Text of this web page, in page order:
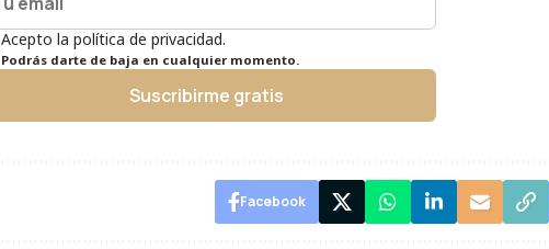
Acepto la política de privacidad.
Podrás darte de baja en cualquier momento.
Suscribirme gratis
Facebook